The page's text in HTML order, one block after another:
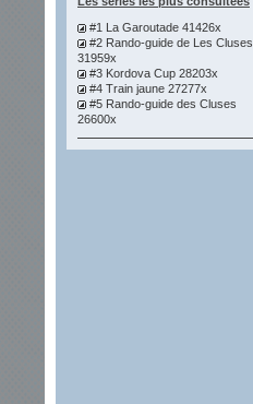
#1 La Garoutade 41426x
#2 Rando-guide de Les Cluses
31959x
#3 Kordova Cup 28203x
#4 Train jaune 27277x
#5 Rando-guide des Cluses
26600x